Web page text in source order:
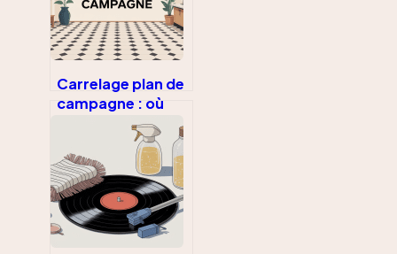
Carrelage plan de
campagne : où
comment choisir,
à quel prix